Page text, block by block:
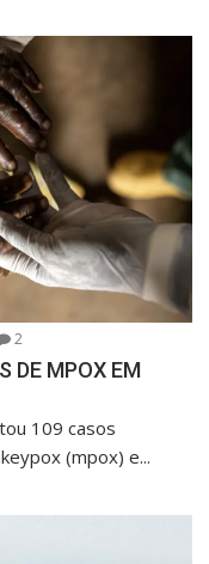
2
DE MPOX EM
109 casos
(mpox) e...